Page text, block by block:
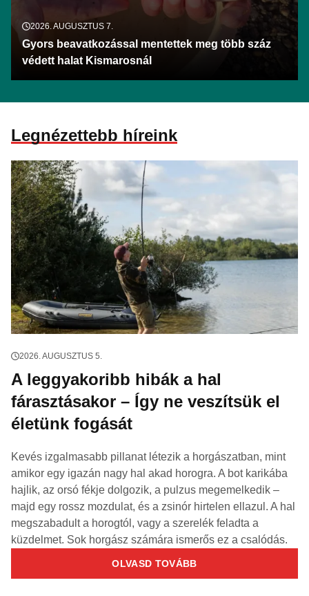
2026. AUGUSZTUS 7.
Gyors beavatkozással mentettek meg több száz
védett halat Kismarosnál
Legnézettebb híreink
2026. AUGUSZTUS 5.
A leggyakoribb hibák a hal
fárasztásakor – Így ne veszítsük el
életünk fogását
Kevés izgalmasabb pillanat létezik a horgászatban, mint
amikor egy igazán nagy hal akad horogra. A bot karikába
hajlik, az orsó fékje dolgozik, a pulzus megemelkedik –
majd egy rossz mozdulat, és a zsinór hirtelen ellazul. A hal
megszabadult a horogtól, vagy a szerelék feladta a
küzdelmet. Sok horgász számára ismerős ez a csalódás.
OLVASD TOVÁBB